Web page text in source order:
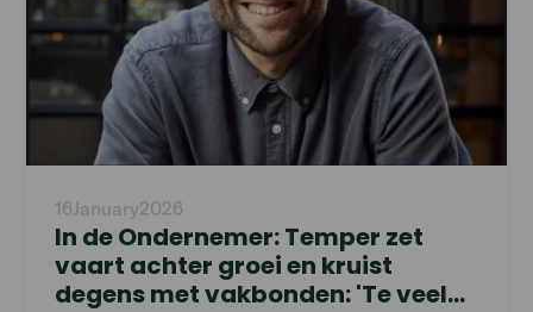
16January2026
In de Ondernemer: Temper zet
vaart achter groei en kruist
degens met vakbonden: 'Te veel